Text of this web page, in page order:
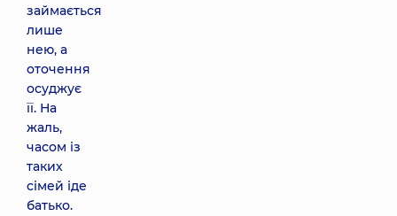
займається
лише
нею, а
оточення
осуджує
її. На
жаль,
часом із
таких
сімей іде
батько.